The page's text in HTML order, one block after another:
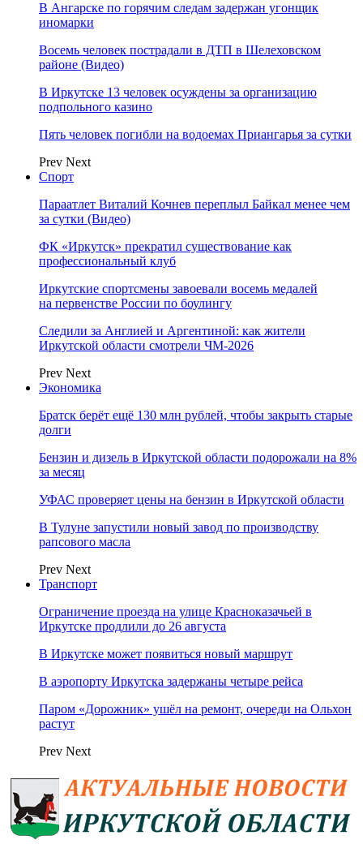
В Ангарске по горячим следам задержан угонщик
иномарки
Восемь человек пострадали в ДТП в Шелеховском
районе (Видео)
В Иркутске 13 человек осуждены за организацию
подпольного казино
Пять человек погибли на водоемах Приангарья за сутки
Prev Next
Спорт
Параатлет Виталий Кочнев переплыл Байкал менее чем
за сутки (Видео)
ФК «Иркутск» прекратил существование как
профессиональный клуб
Иркутские спортсмены завоевали восемь медалей
на первенстве России по боулингу
Следили за Англией и Аргентиной: как жители
Иркутской области смотрели ЧМ-2026
Prev Next
Экономика
Братск берёт ещё 130 млн рублей, чтобы закрыть старые
долги
Бензин и дизель в Иркутской области подорожали на 8%
за месяц
УФАС проверяет цены на бензин в Иркутской области
В Тулуне запустили новый завод по производству
рапсового масла
Prev Next
Транспорт
Ограничение проезда на улице Красноказачьей в
Иркутске продлили до 26 августа
В Иркутске может появиться новый маршрут
В аэропорту Иркутска задержаны четыре рейса
Паром «Дорожник» ушёл на ремонт, очереди на Ольхон
растут
Prev Next